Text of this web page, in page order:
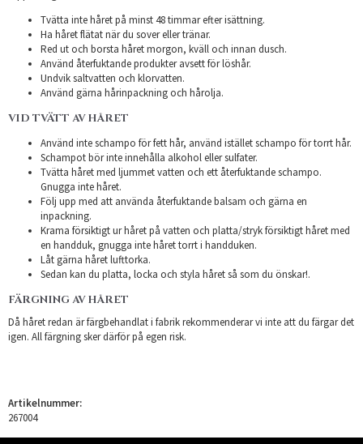
Tvätta inte håret på minst 48 timmar efter isättning.
Ha håret flätat när du sover eller tränar.
Red ut och borsta håret morgon, kväll och innan dusch.
Använd återfuktande produkter avsett för löshår.
Undvik saltvatten och klorvatten.
Använd gärna hårinpackning och hårolja.
VID TVÄTT AV HÅRET
Använd inte schampo för fett hår, använd istället schampo för torrt hår.
Schampot bör inte innehålla alkohol eller sulfater.
Tvätta håret med ljummet vatten och ett återfuktande schampo.
Gnugga inte håret.
Följ upp med att använda återfuktande balsam och gärna en
inpackning.
Krama försiktigt ur håret på vatten och platta/stryk försiktigt håret med
en handduk, gnugga inte håret torrt i handduken.
Låt gärna håret lufttorka.
Sedan kan du platta, locka och styla håret så som du önskar!.
FÄRGNING AV HÅRET
Då håret redan är färgbehandlat i fabrik rekommenderar vi inte att du färgar det
igen. All färgning sker därför på egen risk.
Artikelnummer:
267004